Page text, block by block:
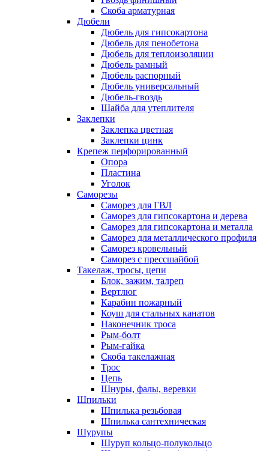
Скоба арматурная
Дюбели
Дюбель для гипсокартона
Дюбель для пенобетона
Дюбель для теплоизоляции
Дюбель рамный
Дюбель распорный
Дюбель универсальный
Дюбель-гвоздь
Шайба для утеплителя
Заклепки
Заклепка цветная
Заклепки цинк
Крепеж перфорированный
Опора
Пластина
Уголок
Саморезы
Саморез для ГВЛ
Саморез для гипсокартона и дерева
Саморез для гипсокартона и металла
Саморез для металлического профиля
Саморез кровельный
Саморез с прессшайбой
Такелаж, тросы, цепи
Блок, зажим, талреп
Вертлюг
Карабин пожарный
Коуш для стальных канатов
Наконечник троса
Рым-болт
Рым-гайка
Скоба такелажная
Трос
Цепь
Шнуры, фалы, веревки
Шпильки
Шпилька резьбовая
Шпилька сантехническая
Шурупы
Шуруп кольцо-полукольцо